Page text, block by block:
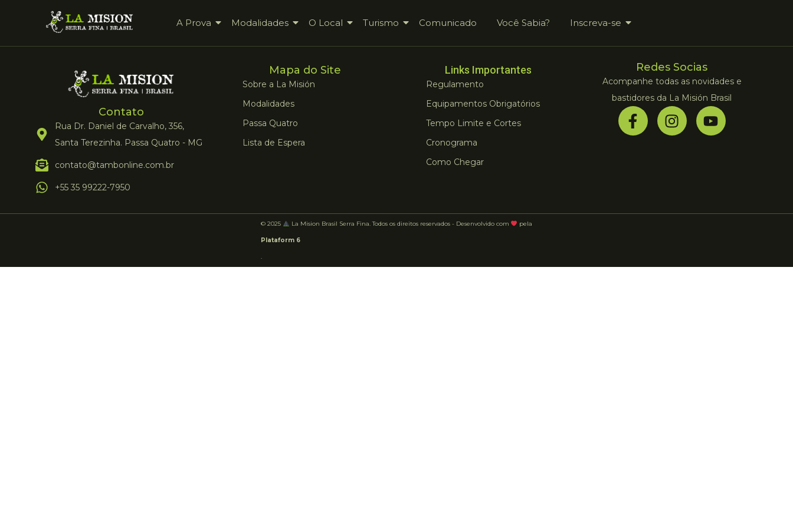
A Prova Modalidades O Local Turismo Comunicado Você Sabia? Inscreva-se
Contato
Rua Dr. Daniel de Carvalho, 356,
Santa Terezinha. Passa Quatro - MG
contato@tambonline.com.br
+55 35 99222-7950
Mapa do Site
Sobre a La Misión
Modalidades
Passa Quatro
Lista de Espera
Links Importantes
Regulamento
Equipamentos Obrigatórios
Tempo Limite e Cortes
Cronograma
Como Chegar
Redes Socias
Acompanhe todas as novidades e
bastidores da La Misión Brasil
© 2025 La Mision Brasil Serra Fina. Todos os direitos reservados - Desenvolvido com pela
Plataform 6
.